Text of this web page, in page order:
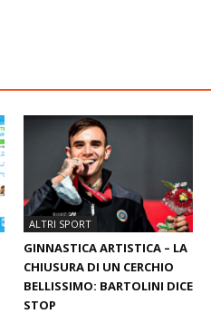
ALTRI SPORT
GINNASTICA ARTISTICA – LA
CHIUSURA DI UN CERCHIO
BELLISSIMO: BARTOLINI DICE
STOP